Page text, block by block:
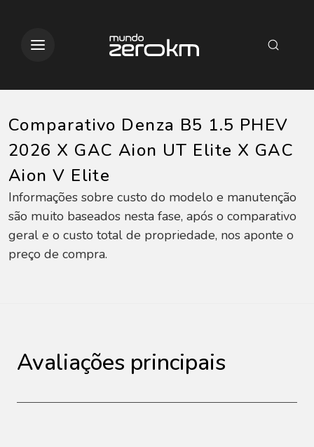
Comparativo Denza B5 1.5 PHEV
2026 X GAC Aion UT Elite X GAC
Aion V Elite
Informações sobre custo do modelo e manutenção
são muito baseados nesta fase, após o comparativo
geral e o custo total de propriedade, nos aponte o
preço de compra.
Avaliações principais